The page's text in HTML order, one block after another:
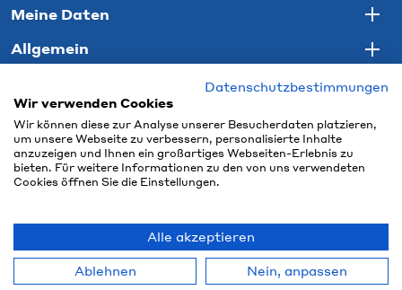
Meine Daten
Allgemein
© 2026 Connect Com GmbH
powered by polynorm
Datenschutzbestimmungen
Wir verwenden Cookies
Wir können diese zur Analyse unserer Besucherdaten platzieren,
um unsere Webseite zu verbessern, personalisierte Inhalte
anzuzeigen und Ihnen ein großartiges Webseiten-Erlebnis zu
bieten. Für weitere Informationen zu den von uns verwendeten
Cookies öffnen Sie die Einstellungen.
Alle akzeptieren
Ablehnen Nein, anpassen